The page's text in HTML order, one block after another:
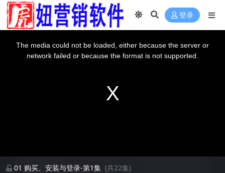
登录
The media could not be loaded, either because the server or
network failed or because the format is not supported.
01 购买、安装与登录-第1集 (共22集)